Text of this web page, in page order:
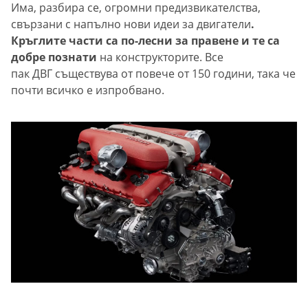
Има, разбира се, огромни предизвикателства,
свързани с напълно нови идеи за двигатели.
Кръглите части са по-лесни за правене и те са
добре познати на конструкторите. Все
пак ДВГ съществува от повече от 150 години, така че
почти всичко е изпробвано.